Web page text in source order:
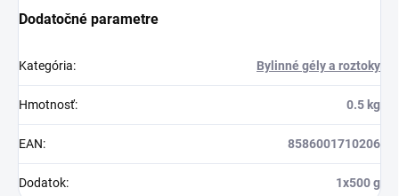
Dodatočné parametre
Kategória: Bylinné gély a roztoky
Hmotnosť: 0.5 kg
EAN: 8586001710206
Dodatok: 1x500 g